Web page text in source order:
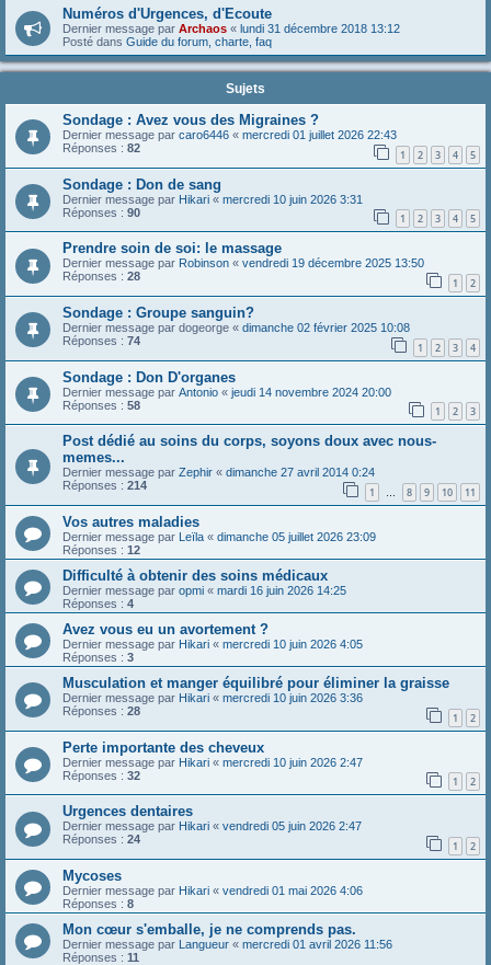
Numéros d'Urgences, d'Ecoute
Dernier message par Archaos « lundi 31 décembre 2018 13:12
Posté dans Guide du forum, charte, faq
Sujets
Sondage : Avez vous des Migraines ?
Dernier message par caro6446 « mercredi 01 juillet 2026 22:43
Réponses : 82 1 2 3 4 5
Sondage : Don de sang
Dernier message par Hikari « mercredi 10 juin 2026 3:31
Réponses : 90 1 2 3 4 5
Prendre soin de soi: le massage
Dernier message par Robinson « vendredi 19 décembre 2025 13:50
Réponses : 28 1 2
Sondage : Groupe sanguin?
Dernier message par dogeorge « dimanche 02 février 2025 10:08
Réponses : 74 1 2 3 4
Sondage : Don D'organes
Dernier message par Antonio « jeudi 14 novembre 2024 20:00
Réponses : 58 1 2 3
Post dédié au soins du corps, soyons doux avec nous-
memes...
Dernier message par Zephir « dimanche 27 avril 2014 0:24
Réponses : 214 1 … 8 9 10 11
Vos autres maladies
Dernier message par Leïla « dimanche 05 juillet 2026 23:09
Réponses : 12
Difficulté à obtenir des soins médicaux
Dernier message par opmi « mardi 16 juin 2026 14:25
Réponses : 4
Avez vous eu un avortement ?
Dernier message par Hikari « mercredi 10 juin 2026 4:05
Réponses : 3
Musculation et manger équilibré pour éliminer la graisse
Dernier message par Hikari « mercredi 10 juin 2026 3:36
Réponses : 28 1 2
Perte importante des cheveux
Dernier message par Hikari « mercredi 10 juin 2026 2:47
Réponses : 32 1 2
Urgences dentaires
Dernier message par Hikari « vendredi 05 juin 2026 2:47
Réponses : 24 1 2
Mycoses
Dernier message par Hikari « vendredi 01 mai 2026 4:06
Réponses : 8
Mon cœur s'emballe, je ne comprends pas.
Dernier message par Langueur « mercredi 01 avril 2026 11:56
Réponses : 11